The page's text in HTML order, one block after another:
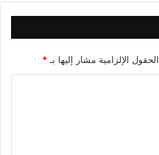
الحقول الإلزامية مشار إليها بـ *